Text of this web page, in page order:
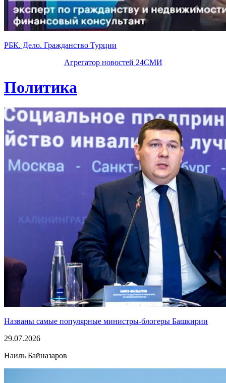
РБК. Дело. Гражданство Турции
Агрегатор новостей 24СМИ
Политика
Названы самые популярные министры-блогеры Башкирии
29.07.2026
Наиль Байназаров